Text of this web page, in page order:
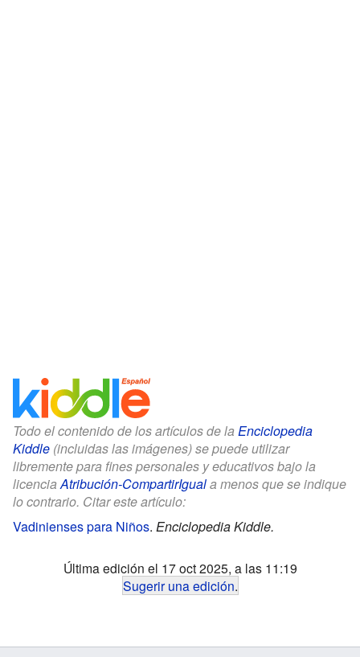
Todo el contenido de los artículos de la Enciclopedia
Kiddle (incluidas las imágenes) se puede utilizar
libremente para fines personales y educativos bajo la
licencia Atribución-CompartirIguala menos que se indique
lo contrario. Citar este artículo:
Vadinienses para Niños. Enciclopedia Kiddle.
Última edición el 17 oct 2025, a las 11:19
Sugerir una edición.